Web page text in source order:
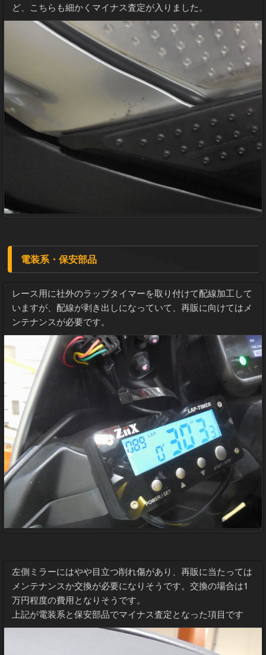
ど、こちらも細かくマイナス査定が入りました。
電装系・保安部品
レース用に社外のラップタイマーを取り付けて配線加工して
いますが、配線が剥き出しになっていて、再販に向けてはメ
ンテナンスが必要です。
左側ミラーにはやや目立つ削れ傷があり、再販に当たっては
メンテナンスか交換が必要になりそうです。交換の場合は1
万円程度の費用となりそうです。
上記が電装系と保安部品でマイナス査定となった項目です